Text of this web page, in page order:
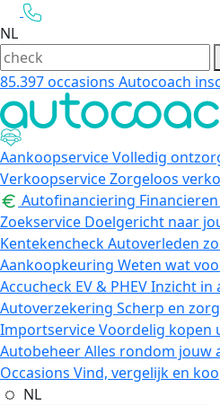
NL
85.397occasions Autocoach
AankoopserviceVolledig
VerkoopserviceZorgeloos
Autofinanciering
Zoekservice Doelgericht naar
KentekencheckAutoverleden
Aankoopkeuring Weten wat
Accucheck EV & PHEVInzicht in
Autoverzekering Scherp en
ImportserviceVoordelig kopen
AutobeheerAlles rondom jouw
Occasions Vind, vergelijk en
NL